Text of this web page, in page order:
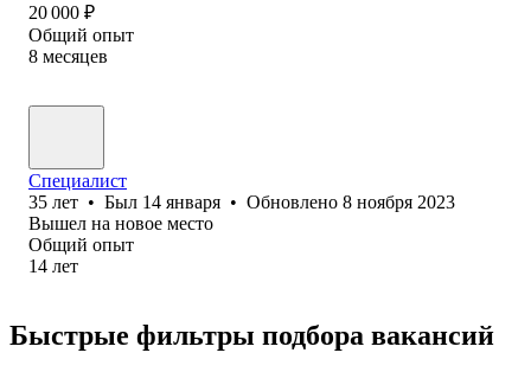
20 000 ₽
Общий опыт
8 месяцев
Специалист
35 лет • Был 14 января • Обновлено 8 ноября 2023
Вышел на новое место
Общий опыт
14 лет
Быстрые фильтры подбора вакансий